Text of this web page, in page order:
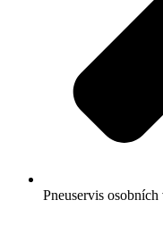
Pneuservis osobních